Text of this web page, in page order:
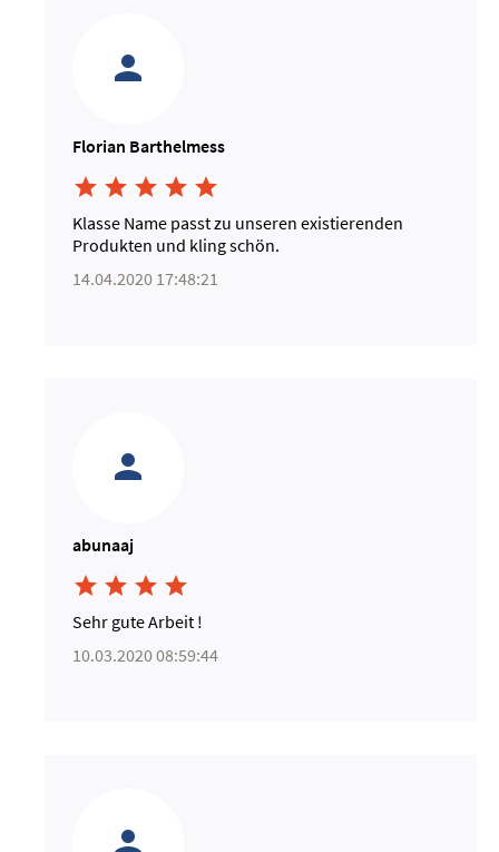
Florian Barthelmess
    
Klasse Name passt zu unseren existierenden
Produkten und kling schön.
14.04.2020 17:48:21
abunaaj
   
Sehr gute Arbeit !
10.03.2020 08:59:44